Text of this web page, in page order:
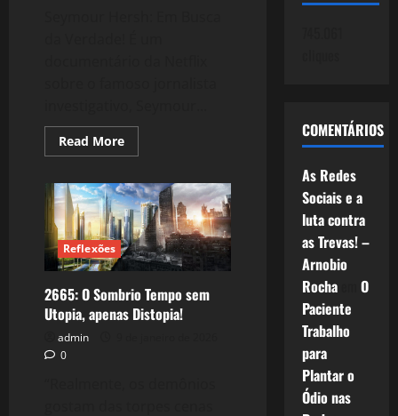
Read MoreRead
more
Seymour
Hersh:
Em
Busca
da
Verdade
(Netflix)
Reflexões
2665: O Sombrio Tempo sem
Utopia, apenas Distopia!
admin
0
COMENTÁRIOS
As Redes
Sociais e a
luta contra
as Trevas! –
Arnobio
Rochaem O
Paciente
Trabalho
para
Plantar o
Ódio nas